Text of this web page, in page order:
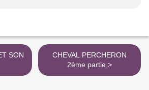
CHEVAL PERCHERON
2ème partie >